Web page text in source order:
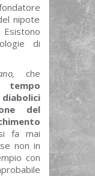
nipote
di
che
del
fa mai
non in
con